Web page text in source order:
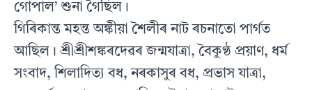
গোপাল’ শুনা গৈছিল।
গিৰিকান্ত মহন্ত অঙ্কীয়া শৈলীৰ নাট ৰচনাতো পাৰ্গত
আছিল। শ্ৰীশ্ৰীশঙ্কৰদেৱৰ জন্মযাত্ৰা, বৈকুণ্ঠ প্ৰয়াণ, ধৰ্ম
সংবাদ, শিলাদিত‍্য বধ, নৰকাসুৰ বধ, প্ৰভাস যাত্ৰা,